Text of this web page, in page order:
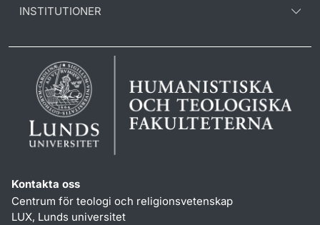
INSTITUTIONER
Kontakta oss
Centrum för teologi och religionsvetenskap
LUX, Lunds universitet